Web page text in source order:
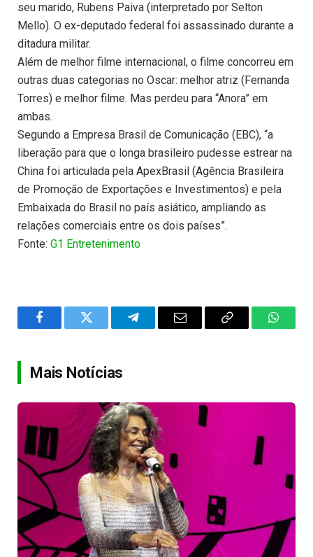
seu marido, Rubens Paiva (interpretado por Selton
Mello). O ex-deputado federal foi assassinado durante a
ditadura militar.
Além de melhor filme internacional, o filme concorreu em
outras duas categorias no Oscar: melhor atriz (Fernanda
Torres) e melhor filme. Mas perdeu para “Anora” em
ambas.
Segundo a Empresa Brasil de Comunicação (EBC), “a
liberação para que o longa brasileiro pudesse estrear na
China foi articulada pela ApexBrasil (Agência Brasileira
de Promoção de Exportações e Investimentos) e pela
Embaixada do Brasil no país asiático, ampliando as
relações comerciais entre os dois países”.
Fonte: G1 Entretenimento
FacebookTwitter TelegramEmail
Copy
Mais Notícias